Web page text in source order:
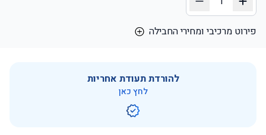
פירוט מרכיבי ומחירי החבילה
2,290 ₪
להורדת תעודת אחריות
לחץ כאן